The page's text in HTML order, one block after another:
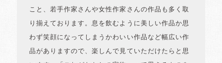
こと、若手作家さんや女性作家さんの作品も多く取
り揃えております。息を飲むように美しい作品か思
わず笑顔になってしまうかわいい作品など幅広い作
品がありますので、楽しんで見ていただけたらと思